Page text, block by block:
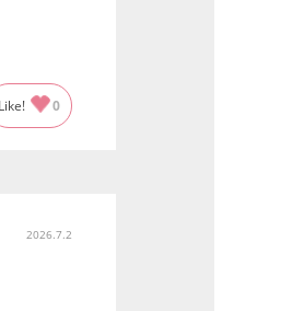
Like! 0
2026.7.2